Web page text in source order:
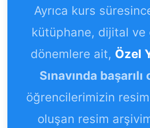
Ayrıca kurs
kütüphane, dijital ve
dönemlere ait, Özel
Sınavında
öğrencilerimizin
oluşan resim